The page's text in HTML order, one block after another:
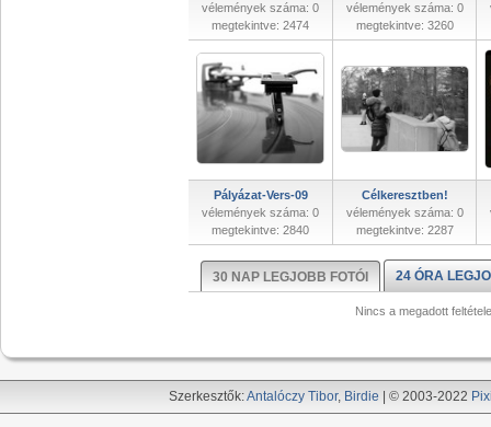
vélemények száma: 0
megtekintve: 2474
vélemények száma: 0
megtekintve: 3260
Pályázat-Vers-09
vélemények száma: 0
megtekintve: 2840
Célkeresztben!
vélemények száma: 0
megtekintve: 2287
30 NAP LEGJOBB FOTÓI 24 ÓRA
Nincs a megadott
Szerkesztők:Antalóczy Tibor, Birdie | © 2003-2022